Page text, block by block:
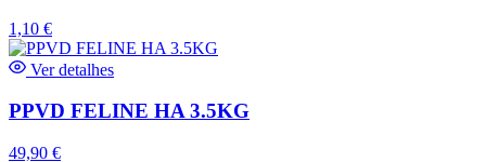
1,10 €
Ver detalhes
PPVD FELINE HA 3.5KG
49,90 €